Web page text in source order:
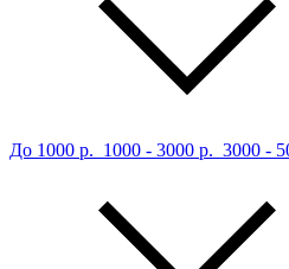
До 1000 р. 1000 - 3000 р. 3000 -